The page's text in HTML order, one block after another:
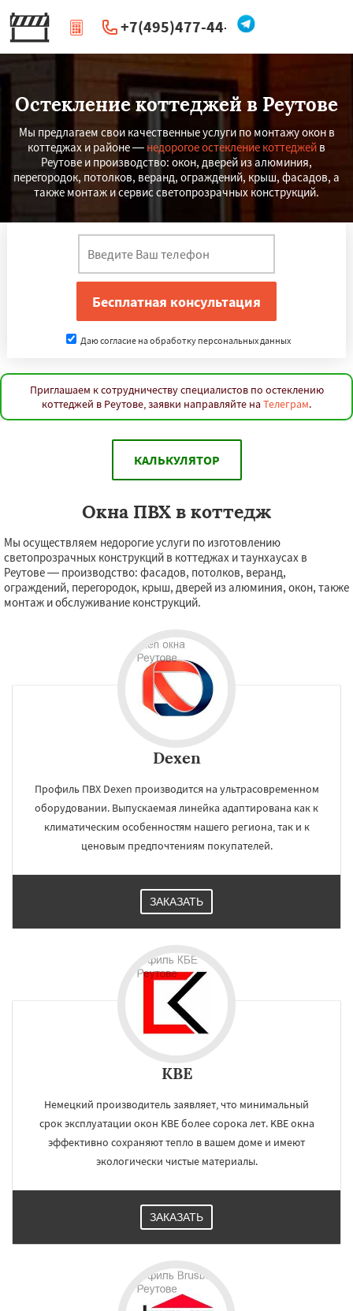
+7(495)477-44-66
| Перезвоните мне
Остекление коттеджей в Реутове
Мы предлагаем свои качественные услуги по монтажу окон в
коттеджах и районе — недорогое остекление коттеджей в
Реутове и производство: окон, дверей из алюминия,
перегородок, потолков, веранд, ограждений, крыш, фасадов, а
также монтаж и сервис светопрозрачных конструкций.
Даю согласие на обработку персональных данных
Приглашаем к сотрудничеству специалистов по остеклению
коттеджей в Реутове, заявки направляйте на Телеграм.
КАЛЬКУЛЯТОР
Окна ПВХ в коттедж
Мы осуществляем недорогие услуги по изготовлению
светопрозрачных конструкций в коттеджах и таунхаусах в
Реутове — производство: фасадов, потолков, веранд,
ограждений, перегородок, крыш, дверей из алюминия, окон, также
монтаж и обслуживание конструкций.
Dexen
Профиль ПВХ Dexen производится на ультрасовременном
оборудовании. Выпускаемая линейка адаптирована как к
климатическим особенностям нашего региона, так и к
ценовым предпочтениям покупателей.
ЗАКАЗАТЬ
KBE
Немецкий производитель заявляет, что минимальный
срок эксплуатации окон KBE более сорока лет. KBE окна
эффективно сохраняют тепло в вашем доме и имеют
экологически чистые материалы.
ЗАКАЗАТЬ